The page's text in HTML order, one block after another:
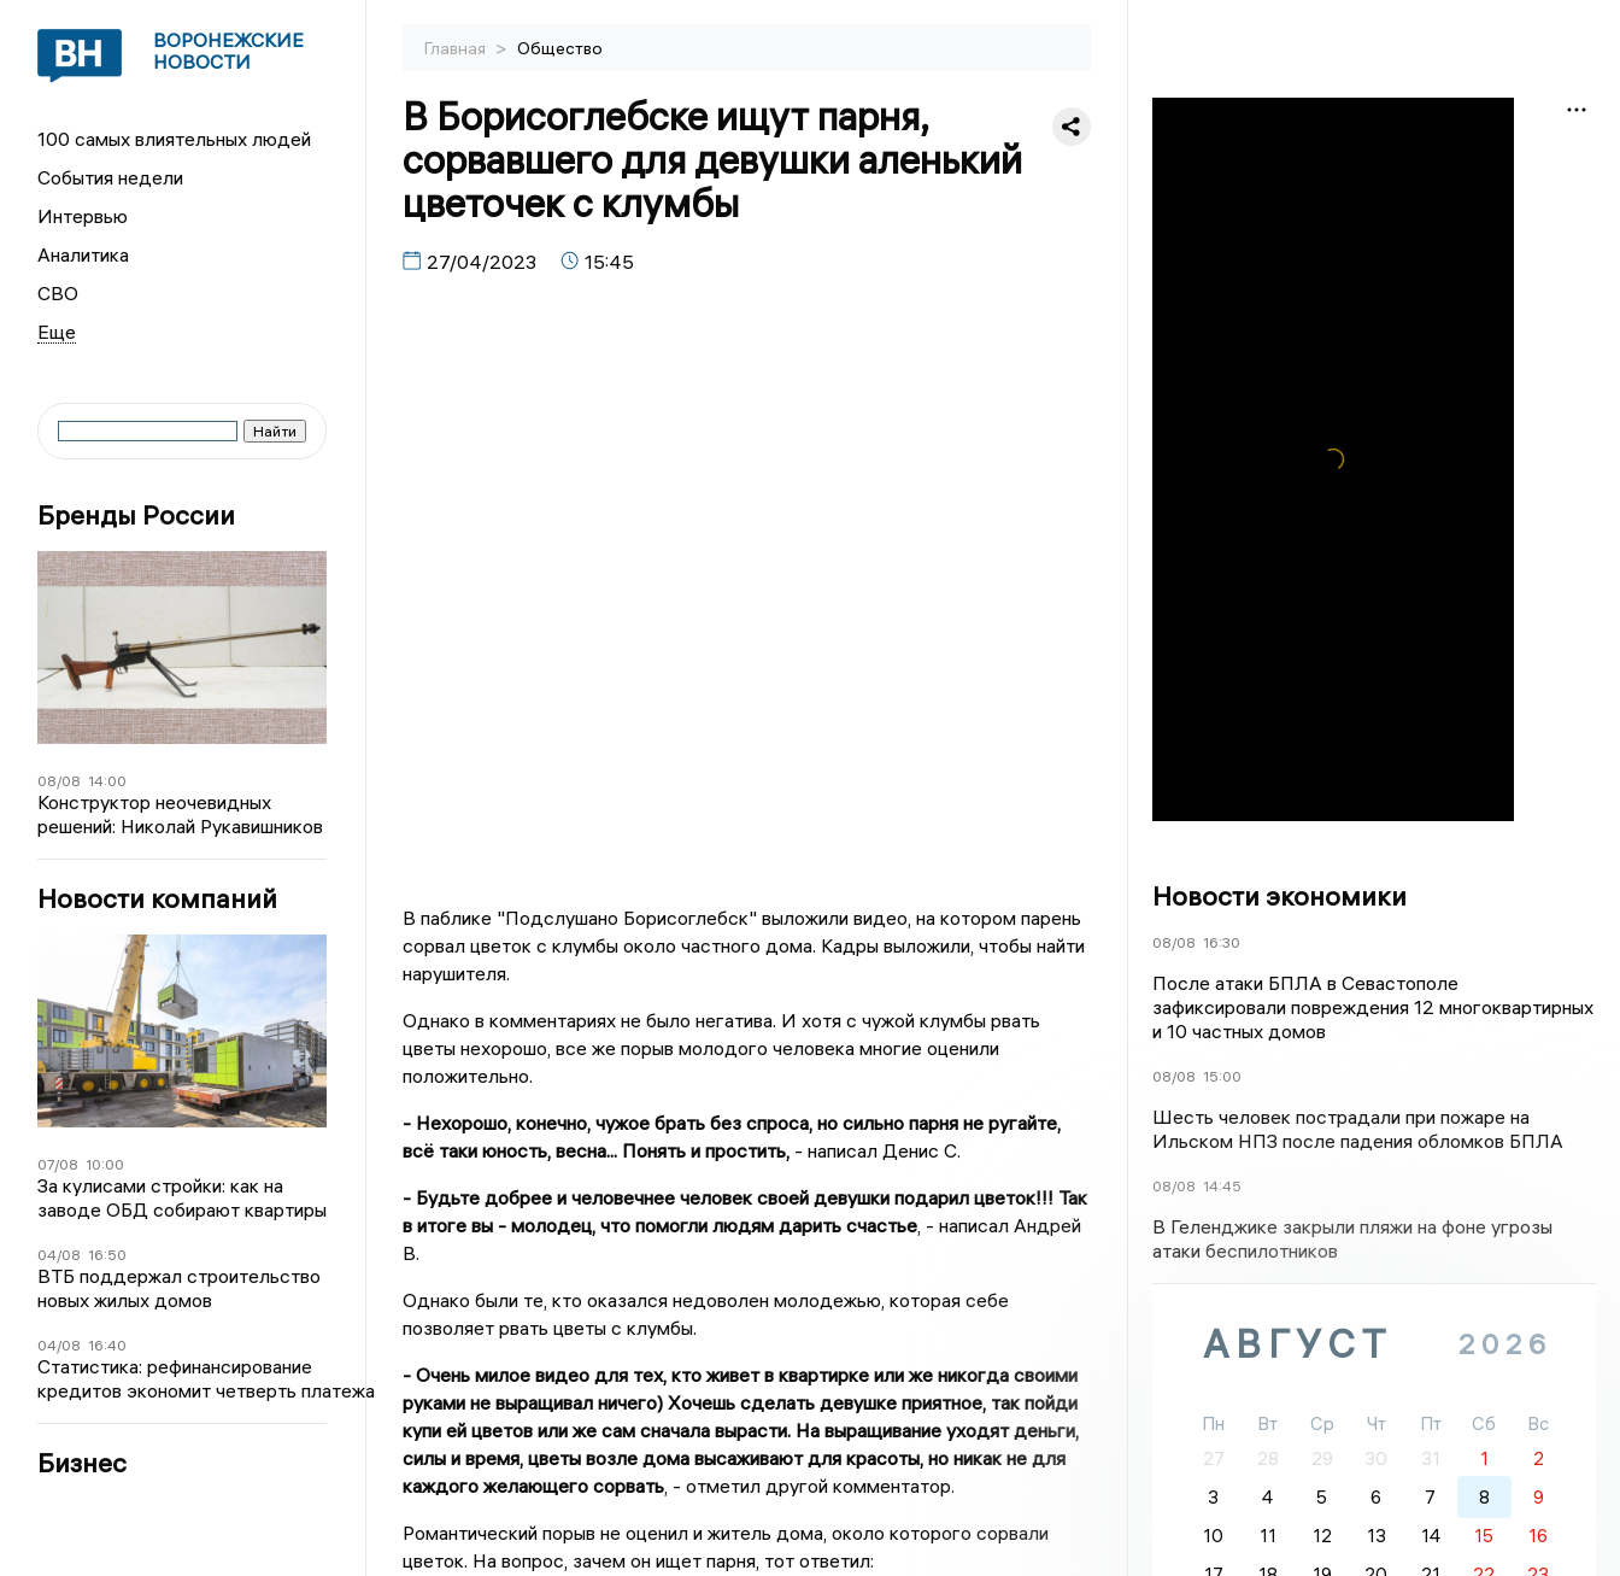
ВОРОНЕЖСКИЕ
НОВОСТИ
100 самых влиятельных людей
События недели
Интервью
Аналитика
СВО
Бренды России
08/08 14:00
Конструктор неочевидных
решений: Николай Рукавишников
Новости компаний
07/08 10:00
За кулисами стройки: как на
заводе ОБД собирают квартиры
04/08 16:50
ВТБ поддержал строительство
новых жилых домов
04/08 16:40
Статистика: рефинансирование
кредитов экономит четверть платежа
Бизнес
Главная > Общество
В Борисоглебске ищут парня,
сорвавшего для девушки аленький
цветочек с клумбы
27/04/2023 15:45
В паблике "Подслушано Борисоглебск" выложили видео, на котором парень
сорвал цветок с клумбы около частного дома. Кадры выложили, чтобы найти
нарушителя.
Однако в комментариях не было негатива. И хотя с чужой клумбы рвать
цветы нехорошо, все же порыв молодого человека многие оценили
положительно.
- Нехорошо, конечно, чужое брать без спроса, но сильно парня не ругайте,
всё таки юность, весна... Понять и простить,- написал Денис С.
- Будьте добрее и человечнее человек своей девушки подарил цветок!!! Так
в итоге вы - молодец, что помогли людям дарить счастье, - написал Андрей
В.
Однако были те, кто оказался недоволен молодежью, которая себе
позволяет рвать цветы с клумбы.
- Очень милое видео для тех, кто живет в квартирке или же никогда своими
руками не выращивал ничего) Хочешь сделать девушке приятное, так пойди
купи ей цветов или же сам сначала вырасти. На выращивание уходят деньги,
силы и время, цветы возле дома высаживают для красоты, но никак не для
каждого желающего сорвать, - отметил другой комментатор.
Романтический порыв не оценил и житель дома, около которого сорвали
цветок. На вопрос, зачем он ищет парня, тот ответил:
Новости экономики
08/08 16:30
После атаки БПЛА в Севастополе
зафиксировали повреждения 12 многоквартирных
и 10 частных домов
08/08 15:00
Шесть человек пострадали при пожаре на
Ильском НПЗ после падения обломков БПЛА
08/08 14:45
В Геленджике закрыли пляжи на фоне угрозы
атаки беспилотников
АВГУСТ 2026
Пн Вт Ср Чт Пт Сб
Вс
27
28 29 30 31 1
2
3
4 5 6 7 8
9
10
11 12 13 14 15
16